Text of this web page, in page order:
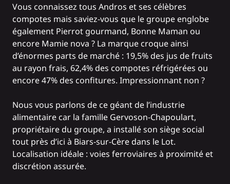
Vous connaissez tous Andros et ses célèbres
compotes mais saviez-vous que le groupe englobe
également Pierrot gourmand, Bonne Maman ou
encore Mamie nova ? La marque croque ainsi
d’énormes parts de marché : 19,5% des jus de fruits
au rayon frais, 62,4% des compotes réfrigérées ou
encore 47% des confitures. Impressionnant non ?
Nous vous parlons de ce géant de l’industrie
alimentaire car la famille Gervoson-Chapoulart,
propriétaire du groupe, a installé son siège social
tout près d’ici à Biars-sur-Cère dans le Lot.
Localisation idéale : voies ferroviaires à proximité et
discrétion assurée.